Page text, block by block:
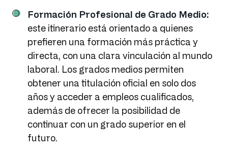
Formación Profesional de Grado Medio:
este itinerario está orientado a quienes
prefieren una formación más práctica y
directa, con una clara vinculación al mundo
laboral. Los grados medios permiten
obtener una titulación oficial en solo dos
años y acceder a empleos cualificados,
además de ofrecer la posibilidad de
continuar con un grado superior en el
futuro.